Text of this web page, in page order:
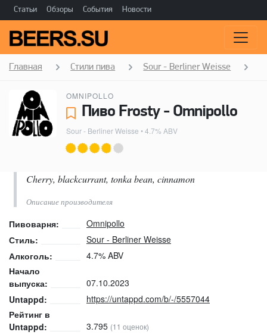
Статьи Обзоры События Новости
Главная Стили пива Sour - Berliner Weisse
OMNIPOLLO
Пиво Frosty - Omnipollo
Sour - Berliner Weisse • 4.7% ABV
Cherry, blackcurrant, tonka bean, cinnamon
Описание производителя
Пивоварня:
Omnipollo
Стиль:
Sour - Berliner Weisse
Алкоголь:
4.7% ABV
Начало
выпуска:
07.10.2023
Untappd:
https://untappd.com/b/-/5557044
Рейтинг в
Untappd:
3.795 (11 оценок)